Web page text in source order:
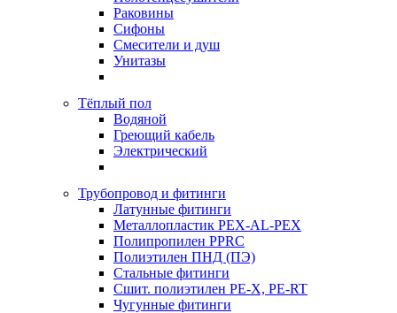
Раковины
Сифоны
Смесители и душ
Унитазы
Тёплый пол
Водяной
Греющий кабель
Электрический
Трубопровод и фитинги
Латунные фитинги
Металлопластик PEX-AL-PEX
Полипропилен PPRC
Полиэтилен ПНД (ПЭ)
Стальные фитинги
Сшит. полиэтилен PE-X, PE-RT
Чугунные фитинги